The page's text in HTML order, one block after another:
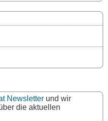
Newsletter und wir
die aktuellen